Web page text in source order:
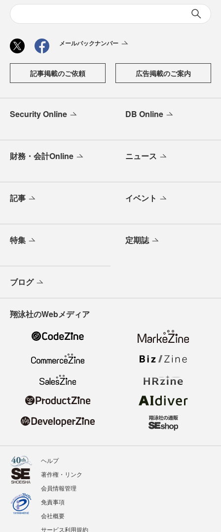
メールバックナンバー
記事掲載のご依頼 広告掲載のご案内
Security Online DB Online
財務・会計Online ニュース
記事 イベント
特集 定期誌
ブログ
翔泳社のWebメディア
ヘルプ
著作権・リンク
会員情報管理
免責事項
会社概要
サービス利用規約